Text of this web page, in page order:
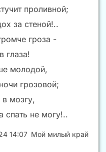
проливной;
за стеной!..
гроза -
глаза!
молодой,
грозовой;
мозгу,
спать не могу!..
14:07 Мой милый край